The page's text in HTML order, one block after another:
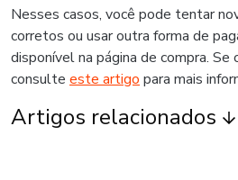
Nesses casos, você pode tentar
corretos ou usar outra forma de
disponível na página de compra. Se
consulte este artigo para mais
Artigos relacionados